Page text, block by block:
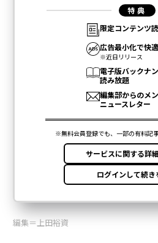
編集＝上田裕資